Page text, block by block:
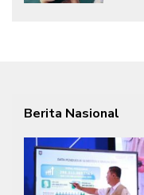
Berita Nasional